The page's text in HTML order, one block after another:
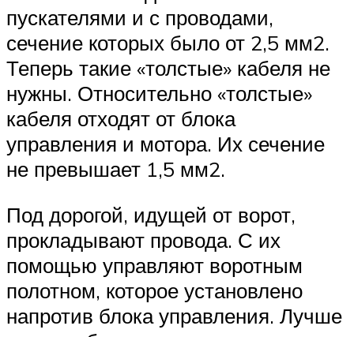
пускателями и с проводами,
сечение которых было от 2,5 мм2.
Теперь такие «толстые» кабеля не
нужны. Относительно «толстые»
кабеля отходят от блока
управления и мотора. Их сечение
не превышает 1,5 мм2.
Под дорогой, идущей от ворот,
прокладывают провода. С их
помощью управляют воротным
полотном, которое установлено
напротив блока управления. Лучше